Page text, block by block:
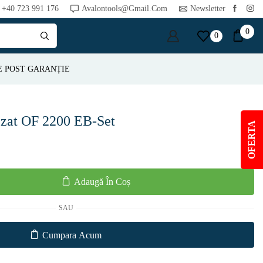
+40 723 991 176 Avalontools@gmail.com Newsletter
0 0
POST GARANȚIE
OF 2200 EB-Set
Adaugă În Coș
SAU
Cumpara Acum
OFERTA